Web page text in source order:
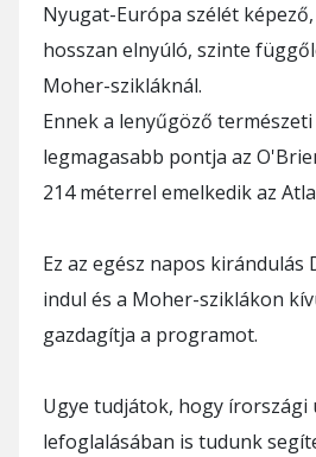
Nyugat-Európa szélét
hosszan elnyúló, szinte
Moher-szikláknál.
Ennek a lenyűgöző
legmagasabb pontja az
214 méterrel emelkedik az
Ez az egész napos
indul és a Moher-sziklákon
gazdagítja a programot.
Ugye tudjátok, hogy írországi
lefoglalásában is tudunk